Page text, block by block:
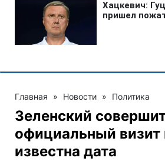
Главная » Новости » Политика
Зеленский
официальный
известна дата